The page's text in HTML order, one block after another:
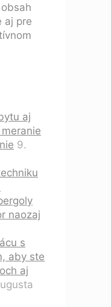
aj pre
aj
9.
naozaj
s
aby ste
aj